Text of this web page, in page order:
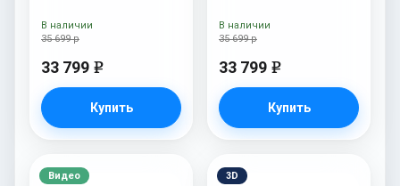
White/Black) Luxe Beige
35 699 р
33 799 e
Купить
В наличии
White/Black) Blue Denim
35 699 р
33 799 e
Купить
В наличии
Видео 3D